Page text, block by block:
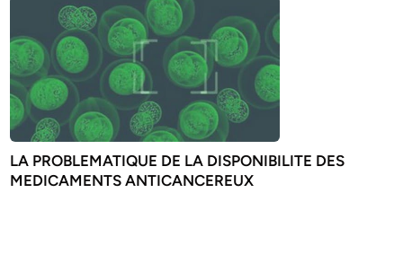
LA PROBLEMATIQUE DE LA DISPONIBILITE DES
MEDICAMENTS ANTICANCEREUX